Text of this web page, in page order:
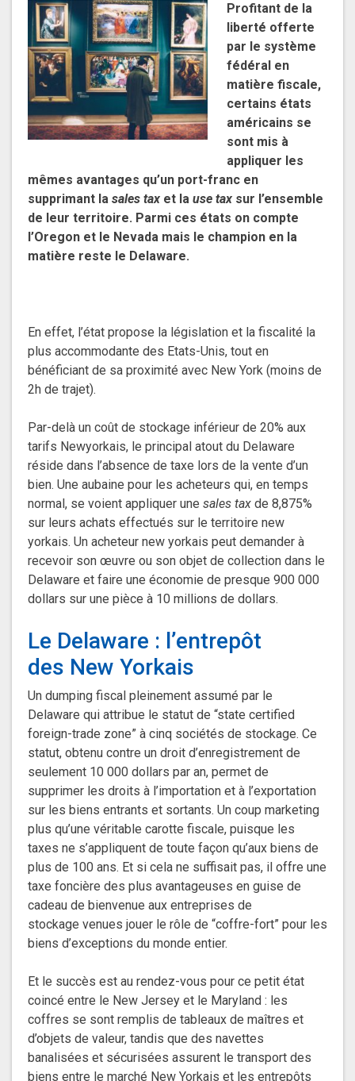
Profitant de la
liberté offerte
par le système
fédéral en
matière fiscale,
certains états
américains se
sont mis à
appliquer les
mêmes avantages qu’un port-franc en
supprimant la sales tax et la use tax sur l’ensemble
de leur territoire. Parmi ces états on compte
l’Oregon et le Nevada mais le champion en la
matière reste le Delaware.
En effet, l’état propose la législation et la fiscalité la
plus accommodante des Etats-Unis, tout en
bénéficiant de sa proximité avec New York (moins de
2h de trajet).
Par-delà un coût de stockage inférieur de 20% aux
tarifs Newyorkais, le principal atout du Delaware
réside dans l’absence de taxe lors de la vente d’un
bien. Une aubaine pour les acheteurs qui, en temps
normal, se voient appliquer une sales tax de 8,875%
sur leurs achats effectués sur le territoire new
yorkais. Un acheteur new yorkais peut demander à
recevoir son œuvre ou son objet de collection dans le
Delaware et faire une économie de presque 900 000
dollars sur une pièce à 10 millions de dollars.
Le Delaware : l’entrepôt
des New Yorkais
Un dumping fiscal pleinement assumé par le
Delaware qui attribue le statut de “state certified
foreign-trade zone” à cinq sociétés de stockage. Ce
statut, obtenu contre un droit d’enregistrement de
seulement 10 000 dollars par an, permet de
supprimer les droits à l’importation et à l’exportation
sur les biens entrants et sortants. Un coup marketing
plus qu’une véritable carotte fiscale, puisque les
taxes ne s’appliquent de toute façon qu’aux biens de
plus de 100 ans. Et si cela ne suffisait pas, il offre une
taxe foncière des plus avantageuses en guise de
cadeau de bienvenue aux entreprises de
stockage venues jouer le rôle de “coffre-fort” pour les
biens d’exceptions du monde entier.
Et le succès est au rendez-vous pour ce petit état
coincé entre le New Jersey et le Maryland : les
coffres se sont remplis de tableaux de maîtres et
d’objets de valeur, tandis que des navettes
banalisées et sécurisées assurent le transport des
biens entre le marché New Yorkais et les entrepôts